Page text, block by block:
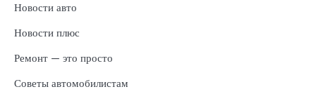
Новости авто
Новости плюс
Ремонт — это просто
Советы автомобилистам